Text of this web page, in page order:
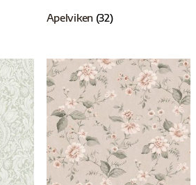
Apelviken (32)